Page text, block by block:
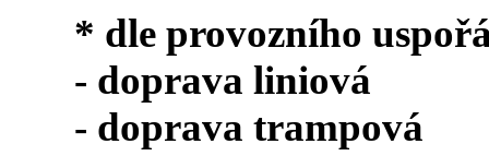
* dle provozního
- doprava liniová
- doprava trampová